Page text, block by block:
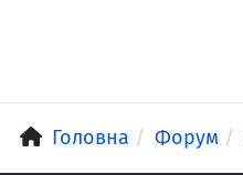
Головна Форум